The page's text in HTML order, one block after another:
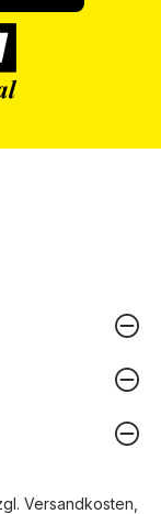
Versandkosten